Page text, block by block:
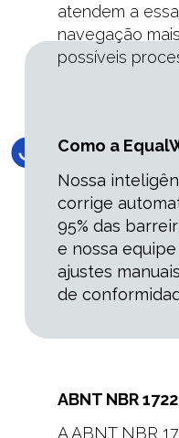
atendem a
navegação
possíveis
Como a
Nossa
corrige
95% das
e nossa
ajustes
de
ABNT NBR
A ABNT NBR